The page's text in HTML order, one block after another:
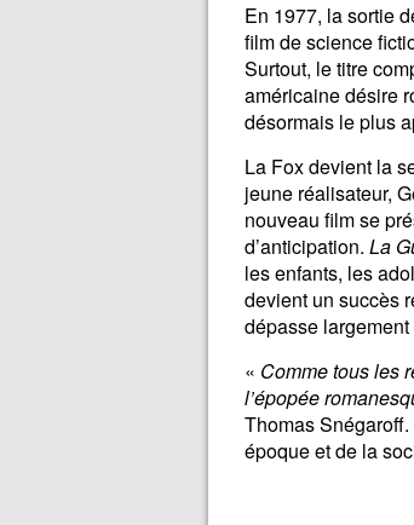
En 1977, la sortie
film de science
Surtout, le titre
américaine désire
désormais le plus
La Fox devient la
jeune réalisateur,
nouveau film se
d’anticipation. La
les enfants, les
devient un succès
dépasse
« Comme tous les
l’épopée
Thomas
époque et de la